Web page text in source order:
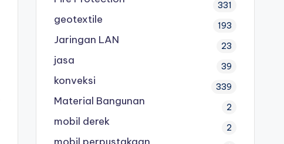
331
geotextile 193
Jaringan LAN 23
jasa 39
konveksi 339
Material Bangunan 2
mobil derek 2